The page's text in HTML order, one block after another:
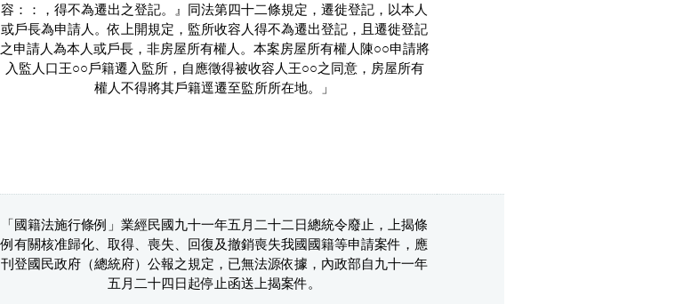
容：：，得不為遷出之登記。』同法第四十二條規定，遷徙登記，以本人
或戶長為申請人。依上開規定，監所收容人得不為遷出登記，且遷徙登記
之申請人為本人或戶長，非房屋所有權人。本案房屋所有權人陳○○申請將
入監人口王○○戶籍遷入監所，自應徵得被收容人王○○之同意，房屋所有
權人不得將其戶籍逕遷至監所所在地。」
「國籍法施行條例」業經民國九十一年五月二十二日總統令廢止，上揭條
例有關核准歸化、取得、喪失、回復及撤銷喪失我國國籍等申請案件，應
刊登國民政府（總統府）公報之規定，已無法源依據，內政部自九十一年
五月二十四日起停止函送上揭案件。